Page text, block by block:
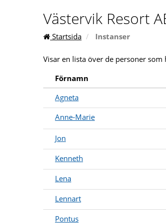
Västervik Resort
Startsida Instanser
Visar en lista över de personer
Förnamn
Agneta
Anne-Marie
Jon
Kenneth
Lena
Lennart
Pontus